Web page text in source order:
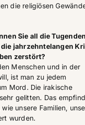
die religiösen
Sie all die
jahrzehntelangen
zerstört?
Menschen und in der
ist man zu jedem
Mord. Die irakische
gelitten. Das
unsere Familien,
wurden.